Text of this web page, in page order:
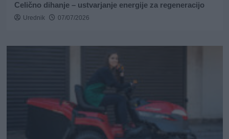
Celično dihanje – ustvarjanje energije za regeneracijo
Urednik 07/07/2026